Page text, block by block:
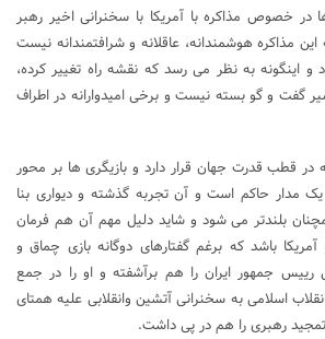
در خصوص مذاکره با آمریکا با سخنرانی اخیر رهبر
مذاکره هوشمندانه، عاقلانه و شرافتمندانه نیست
و اینگونه به نظر می رسد که نقشه راه تغییر کرده،
گفت و گو بسته نیست و برخی امیدوارانه در اطراف
در قطب قدرت جهان قرار دارد و بازیگری ها بر محور
مدار حاکم است و آن تجربه گذشته و دیواری بنا
بلندتر می شود و شاید دلیل مهم آن هم فرمان
باشد که برغم گفتارهای دوگانه بازی چماق و
رییس جمهور ایران را هم برآشفته و او را در جمع
اسلامی به سخنرانی آتشین وانقلابی علیه همتای
رهبری را هم در پی داشت.